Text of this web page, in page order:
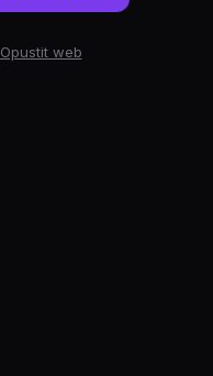
Opustit web